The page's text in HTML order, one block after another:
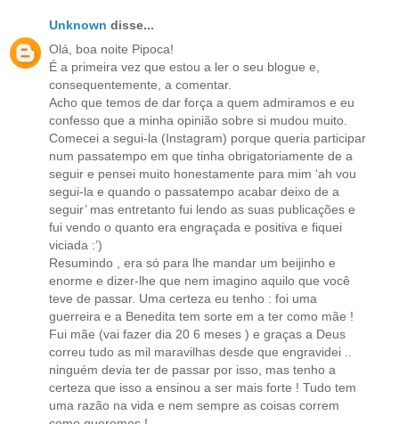
Unknown disse...
Olá, boa noite Pipoca!
É a primeira vez que estou a ler o seu blogue e,
consequentemente, a comentar.
Acho que temos de dar força a quem admiramos e eu
confesso que a minha opinião sobre si mudou muito.
Comecei a segui-la (Instagram) porque queria participar
num passatempo em que tinha obrigatoriamente de a
seguir e pensei muito honestamente para mim ‘ah vou
segui-la e quando o passatempo acabar deixo de a
seguir’ mas entretanto fui lendo as suas publicações e
fui vendo o quanto era engraçada e positiva e fiquei
viciada :’)
Resumindo , era só para lhe mandar um beijinho e
enorme e dizer-lhe que nem imagino aquilo que você
teve de passar. Uma certeza eu tenho : foi uma
guerreira e a Benedita tem sorte em a ter como mãe !
Fui mãe (vai fazer dia 20 6 meses ) e graças a Deus
correu tudo as mil maravilhas desde que engravidei ..
ninguém devia ter de passar por isso, mas tenho a
certeza que isso a ensinou a ser mais forte ! Tudo tem
uma razão na vida e nem sempre as coisas correm